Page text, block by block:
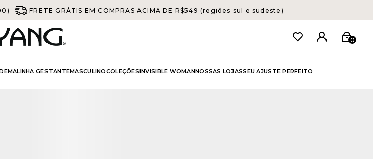
FRETE GRÁTIS EM COMPRAS ACIMA DE R$549 (regiões sul e sudeste)
0
LINHA GESTANTEMASCULINOCOLEÇÕESINVISIBLE WOMANNOSSAS LOJASSEU AJUSTE PERFEITO